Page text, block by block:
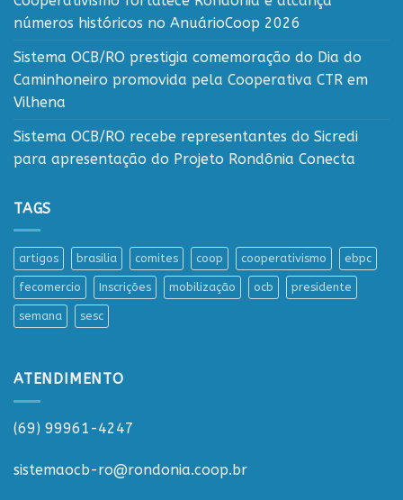
números históricos no AnuárioCoop 2026
Sistema OCB/RO prestigia comemoração do Dia do
Caminhoneiro promovida pela Cooperativa CTR em
Vilhena
Sistema OCB/RO recebe representantes do Sicredi
para apresentação do Projeto Rondônia Conecta
TAGS
artigos brasilia comites coop cooperativismo ebpc
fecomercio Inscrições mobilização ocb presidente
semana sesc
ATENDIMENTO
(69) 99961-4247
sistemaocb-ro@rondonia.coop.br